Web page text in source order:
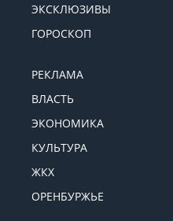
ЭКСКЛЮЗИВЫ
ГОРОСКОП
РЕКЛАМА
ВЛАСТЬ
ЭКОНОМИКА
КУЛЬТУРА
ЖКХ
ОРЕНБУРЖЬЕ